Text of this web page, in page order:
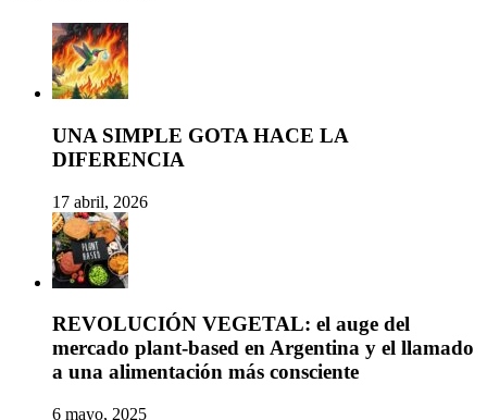
UNA SIMPLE GOTA HACE LA
DIFERENCIA
17 abril, 2026
REVOLUCIÓN VEGETAL: el auge del
mercado plant-based en Argentina y el llamado
a una alimentación más consciente
6 mayo, 2025